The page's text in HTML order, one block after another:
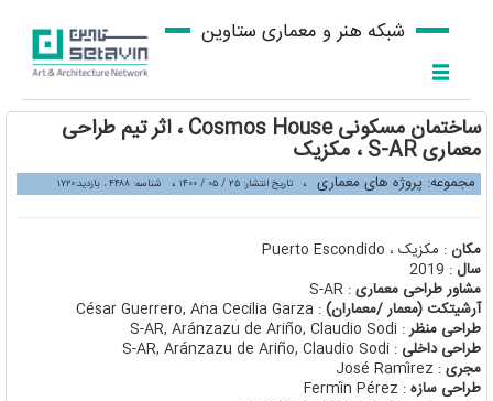
شبکه هنر و معماری ستاوین
ساختمان مسکونی Cosmos House ، اثر تیم طراحی
معماری S-AR ، مکزیک
مجموعه: پروژه های معماری ، تاریخ انتشار: ۲۵ / ۰۵ / ۱۴۰۰ ، شناسه: ۴۴۸۸ ، بازدید:۱۷۲۰
مکان: مکزیک ، Puerto Escondido
سال: 2019
مشاور طراحی معماری: S-AR
آرشیتکت (معمار /معماران): César Guerrero, Ana Cecilia Garza
طراحی منظر: S-AR, Aránzazu de Ariño, Claudio Sodi
طراحی داخلی : S-AR, Aránzazu de Ariño, Claudio Sodi
مجری: José Ramírez
طراحی سازه: Fermín Pérez